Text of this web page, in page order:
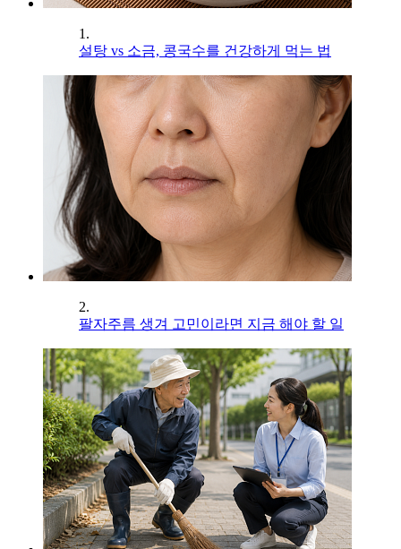
1.
설탕 vs 소금, 콩국수를 건강하게 먹는 법
2.
팔자주름 생겨 고민이라면 지금 해야 할 일